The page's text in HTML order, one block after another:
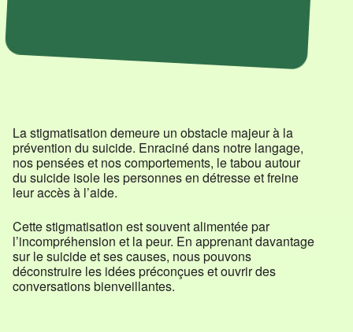
La stigmatisation demeure un obstacle majeur à la
prévention du suicide. Enraciné dans notre langage,
nos pensées et nos comportements, le tabou autour
du suicide isole les personnes en détresse et freine
leur accès à l’aide.
Cette stigmatisation est souvent alimentée par
l’incompréhension et la peur. En apprenant davantage
sur le suicide et ses causes, nous pouvons
déconstruire les idées préconçues et ouvrir des
conversations bienveillantes.